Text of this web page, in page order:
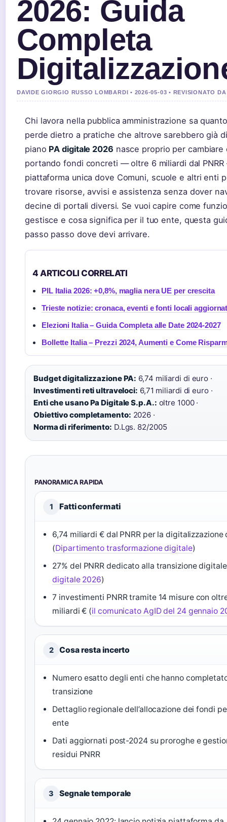
2026: Guida
Completa
DAVIDE GIORGIO RUSSO LOMBARDI • 2026-05-03 • REVISIONATO
Chi lavora nella pubblica amministrazione sa
perde dietro a pratiche che altrove sarebbero già
piano PA digitale 2026 nasce proprio per
portando fondi concreti — oltre 6 miliardi dal
piattaforma unica dove Comuni, scuole e altri enti
trovare risorse, avvisi e assistenza senza dover
decine di portali diversi. Se vuoi capire come
gestisce e cosa significa per il tuo ente, questa
passo passo dove devi arrivare.
4 ARTICOLI CORRELATI
PIL Italia 2026: +0,8%, maglia nera UE per crescita
Trieste notizie: cronaca, eventi e fonti locali
Elezioni Italia – Guida Completa alle Date 2024-2027
Bollette Italia – Prezzi 2024, Aumenti e Come
Budget digitalizzazione PA: 6,74 miliardi di euro ·
Investimenti reti ultraveloci: 6,71 miliardi di euro ·
Enti che usano Pa Digitale S.p.A.: oltre 1000 ·
Obiettivo completamento: 2026 ·
Norma di riferimento: D.Lgs. 82/2005
PANORAMICA RAPIDA
1 Fatti confermati
6,74 miliardi € dal PNRR per la digitalizzazione
(Dipartimento trasformazione digitale)
27% del PNRR dedicato alla transizione
digitale 2026)
7 investimenti PNRR tramite 14 misure con
miliardi € (il comunicato AgID del 24 gennaio
2 Cosa resta incerto
Numero esatto degli enti che hanno
transizione
Dettaglio regionale dell’allocazione dei fondi
ente
Dati aggiornati post-2024 su proroghe e
residui PNRR
3 Segnale temporale